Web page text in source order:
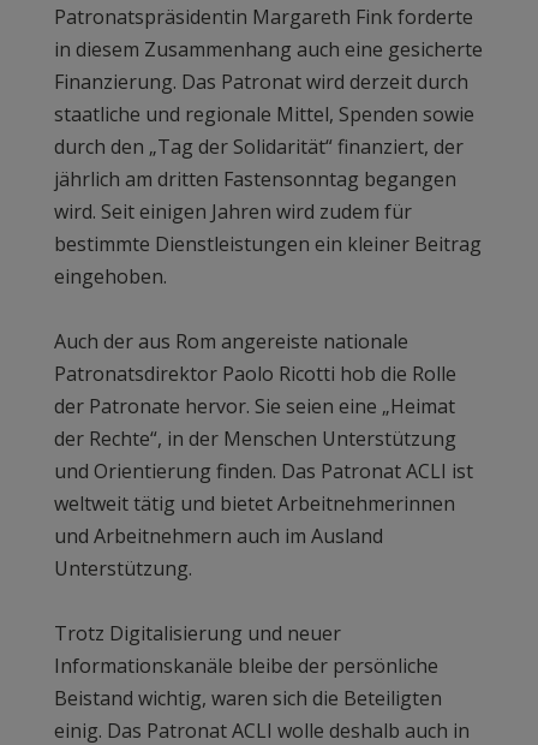
Patronatspräsidentin Margareth Fink forderte
in diesem Zusammenhang auch eine gesicherte
Finanzierung. Das Patronat wird derzeit durch
staatliche und regionale Mittel, Spenden sowie
durch den „Tag der Solidarität“ finanziert, der
jährlich am dritten Fastensonntag begangen
wird. Seit einigen Jahren wird zudem für
bestimmte Dienstleistungen ein kleiner Beitrag
eingehoben.
Auch der aus Rom angereiste nationale
Patronatsdirektor Paolo Ricotti hob die Rolle
der Patronate hervor. Sie seien eine „Heimat
der Rechte“, in der Menschen Unterstützung
und Orientierung finden. Das Patronat ACLI ist
weltweit tätig und bietet Arbeitnehmerinnen
und Arbeitnehmern auch im Ausland
Unterstützung.
Trotz Digitalisierung und neuer
Informationskanäle bleibe der persönliche
Beistand wichtig, waren sich die Beteiligten
einig. Das Patronat ACLI wolle deshalb auch in